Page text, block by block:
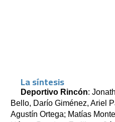
La síntesis
Deportivo Rincón:
Bello, Darío Giménez, Ariel
Agustín Ortega; Matías